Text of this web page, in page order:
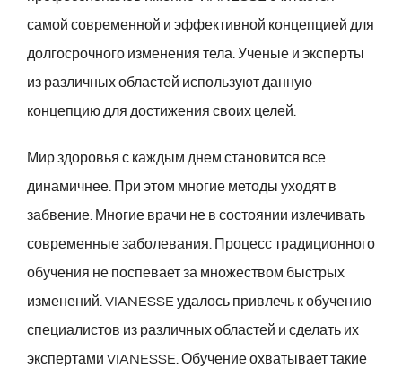
самой современной и эффективной концепцией для
долгосрочного изменения тела. Ученые и эксперты
из различных областей используют данную
концепцию для достижения своих целей.
Мир здоровья с каждым днем становится все
динамичнее. При этом многие методы уходят в
забвение. Многие врачи не в состоянии излечивать
современные заболевания. Процесс традиционного
обучения не поспевает за множеством быстрых
изменений. VIANESSE удалось привлечь к обучению
специалистов из различных областей и сделать их
экспертами VIANESSE. Обучение охватывает такие